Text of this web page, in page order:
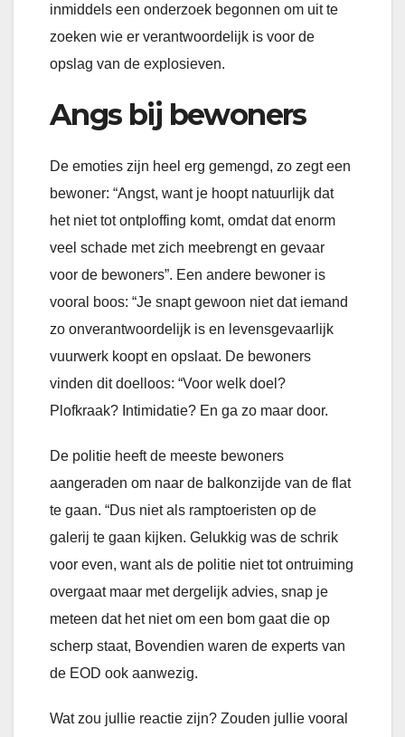
inmiddels een onderzoek begonnen om uit te
zoeken wie er verantwoordelijk is voor de
opslag van de explosieven.
Angs bij bewoners
De emoties zijn heel erg gemengd, zo zegt een
bewoner: “Angst, want je hoopt natuurlijk dat
het niet tot ontploffing komt, omdat dat enorm
veel schade met zich meebrengt en gevaar
voor de bewoners”. Een andere bewoner is
vooral boos: “Je snapt gewoon niet dat iemand
zo onverantwoordelijk is en levensgevaarlijk
vuurwerk koopt en opslaat. De bewoners
vinden dit doelloos: “Voor welk doel?
Plofkraak? Intimidatie? En ga zo maar door.
De politie heeft de meeste bewoners
aangeraden om naar de balkonzijde van de flat
te gaan. “Dus niet als ramptoeristen op de
galerij te gaan kijken. Gelukkig was de schrik
voor even, want als de politie niet tot ontruiming
overgaat maar met dergelijk advies, snap je
meteen dat het niet om een bom gaat die op
scherp staat, Bovendien waren de experts van
de EOD ook aanwezig.
Wat zou jullie reactie zijn? Zouden jullie vooral